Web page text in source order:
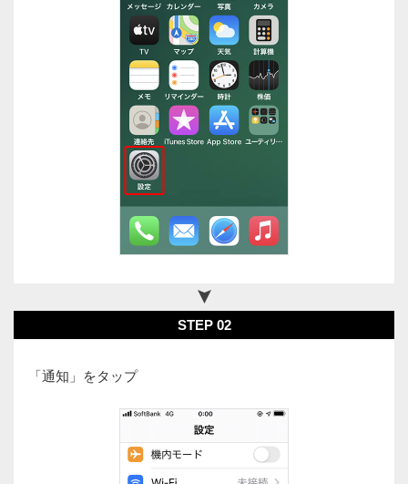
STEP 02
「通知」をタップ